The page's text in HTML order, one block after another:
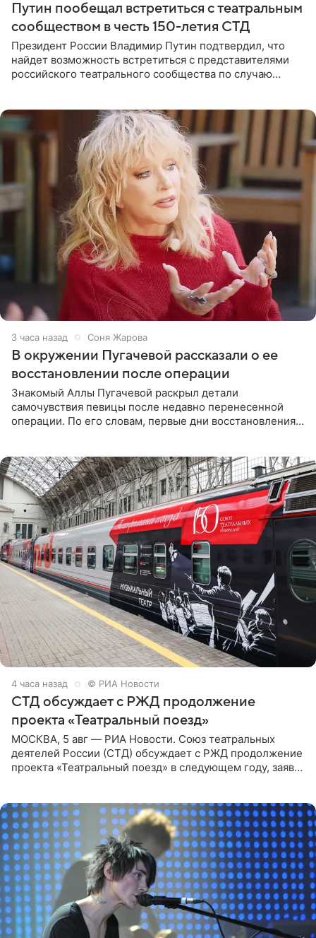
Путин пообещал встретиться с театральным
сообществом в честь 150-летия СТД
Президент России Владимир Путин подтвердил, что
найдет возможность встретиться с представителями
российского театрального сообщества по случаю
3 часа назад Соня Жарова
В окружении Пугачевой рассказали о ее
восстановлении после операции
Знакомый Аллы Пугачевой раскрыл детали
самочувствия певицы после недавно перенесенной
операции. По его словам, первые дни восстановления
4 часа назад © РИА Новости
СТД обсуждает с РЖД продолжение
проекта «Театральный поезд»
МОСКВА, 5 авг — РИА Новости. Союз театральных
деятелей России (СТД) обсуждает с РЖД продолжение
проекта «Театральный поезд» в следующем году, заявил